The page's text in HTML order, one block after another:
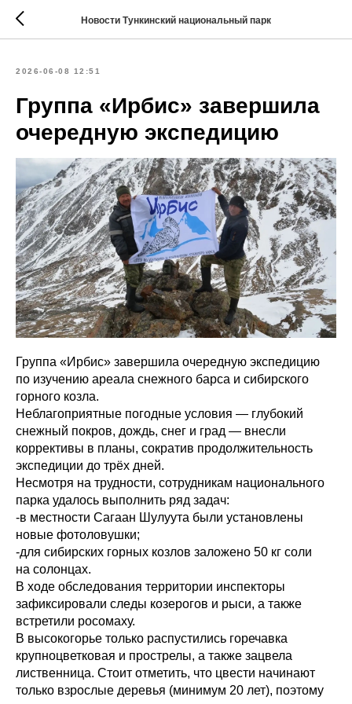
Новости Тункинский национальный парк
2026-06-08 12:51
Группа «Ирбис» завершила
очередную экспедицию
Группа «Ирбис» завершила очередную экспедицию
по изучению ареала снежного барса и сибирского
горного козла.
Неблагоприятные погодные условия — глубокий
снежный покров, дождь, снег и град — внесли
коррективы в планы, сократив продолжительность
экспедиции до трёх дней.
Несмотря на трудности, сотрудникам национального
парка удалось выполнить ряд задач:
-в местности Сагаан Шулуута были установлены
новые фотоловушки;
-для сибирских горных козлов заложено 50 кг соли
на солонцах.
В ходе обследования территории инспекторы
зафиксировали следы козерогов и рыси, а также
встретили росомаху.
В высокогорье только распустились горечавка
крупноцветковая и прострелы, а также зацвела
лиственница. Стоит отметить, что цвести начинают
только взрослые деревья (минимум 20 лет), поэтому